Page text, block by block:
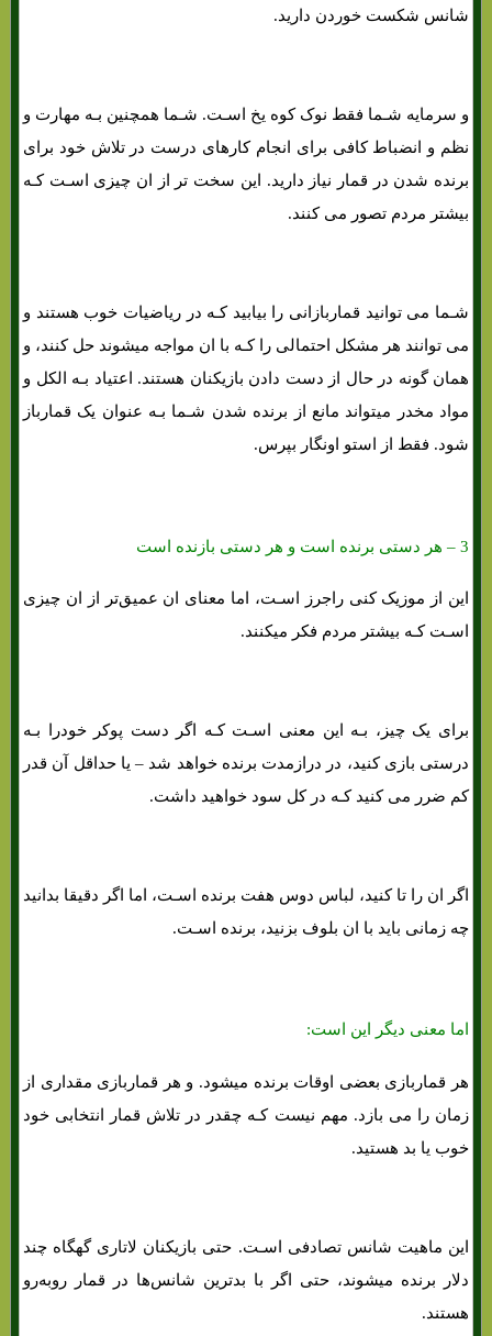
شانس شکست خوردن دارید.
و سرمایه شـما فقط نوک کوه یخ اسـت. شـما همچنین بـه مهارت و
نظم و انضباط کافی برای انجام کارهای درست در تلاش خود برای
برنده شدن در قمار نیاز دارید. این سخت تر از ان چیزی اسـت کـه
بیشتر مردم تصور می کنند.
شـما می توانید قماربازانی را بیابید کـه در ریاضیات خوب هستند و
می توانند هر مشکل احتمالی را کـه با ان مواجه میشوند حل کنند، و
همان‌ گونه در حال از دست دادن بازیکنان هستند. اعتیاد بـه الکل و
مواد مخدر میتواند مانع از برنده شدن شـما بـه عنوان یک قمارباز
شود. فقط از استو اونگار بپرس.
3 – هر دستی برنده است و هر دستی بازنده است
این از موزیک کنی راجرز اسـت، اما معنای ان عمیق‌تر از ان چیزی
اسـت کـه بیشتر مردم فکر میکنند.
برای یک چیز، بـه این معنی اسـت کـه اگر دست پوکر خودرا بـه
درستی بازی کنید، در درازمدت برنده خواهد شد – یا حداقل آن قدر
کم ضرر می کنید کـه در کل سود خواهید داشت.
اگر ان را تا کنید، لباس دوس هفت برنده اسـت، اما اگر دقیقا بدانید
چه زمانی باید با ان بلوف بزنید، برنده اسـت.
اما معنی دیگر این است:
هر قماربازی بعضی اوقات برنده میشود. و هر قماربازی مقداری از
زمان را می بازد. مهم نیست کـه چقدر در تلاش قمار انتخابی خود
خوب یا بد هستید.
این ماهیت شانس تصادفی اسـت. حتی بازیکنان لاتاری گهگاه چند
دلار برنده میشوند، حتی اگر با بدترین شانس‌ها در قمار روبه‌رو
هستند.